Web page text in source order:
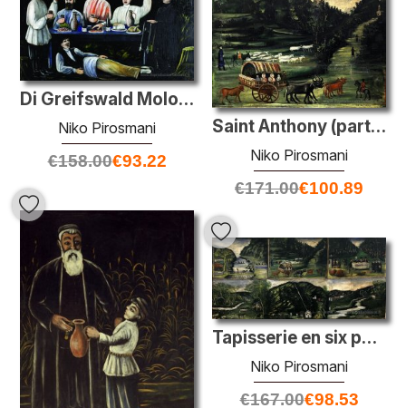
Di Greifswald Molokani
Niko Pirosmani
€158.00€93.22
Saint Anthony (partie de la tapisserie en six peintures)
Niko Pirosmani
€171.00€100.89
Tapisserie en six peintures
Niko Pirosmani
€167.00€98.53